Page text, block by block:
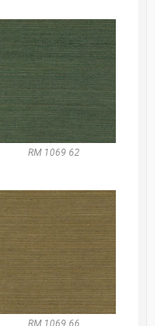
RM 1069 62
RM 1069 66